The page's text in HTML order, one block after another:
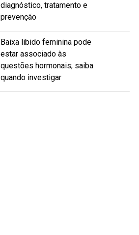
diagnóstico, tratamento e
prevenção
Baixa libido feminina pode
estar associado às
questões hormonais; saiba
quando investigar